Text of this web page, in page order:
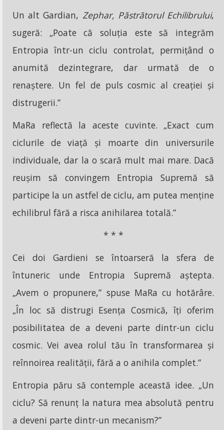
Un alt Gardian, Zephar, Păstrătorul Echilibrului,
sugeră: „Poate că soluția este să integrăm
Entropia într-un ciclu controlat, permițând o
anumită dezintegrare, dar urmată de o
renaștere. Un fel de puls cosmic al creației și
distrugerii.”
MaRa reflectă la aceste cuvinte. „Exact cum
ciclurile de viață și moarte din universurile
individuale, dar la o scară mult mai mare. Dacă
reușim să convingem Entropia Supremă să
participe la un astfel de ciclu, am putea menține
echilibrul fără a risca anihilarea totală.”
* * *
Cei doi Gardieni se întoarseră la sfera de
întuneric unde Entropia Supremă aștepta.
„Avem o propunere,” spuse MaRa cu hotărâre.
„În loc să distrugi Esența Cosmică, îți oferim
posibilitatea de a deveni parte dintr-un ciclu
cosmic. Vei avea rolul tău în transformarea și
reînnoirea realității, fără a o anihila complet.”
Entropia păru să contemple această idee. „Un
ciclu? Să renunț la natura mea absolută pentru
a deveni parte dintr-un mecanism?”